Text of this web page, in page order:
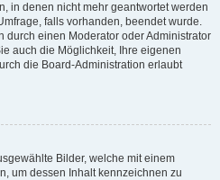
in denen nicht mehr geantwortet werden
falls vorhanden, beendet wurde.
durch einen Moderator oder Administrator
auch die Möglichkeit, Ihre eigenen
die Board-Administration erlaubt
Bilder, welche mit einem
um dessen Inhalt kennzeichnen zu